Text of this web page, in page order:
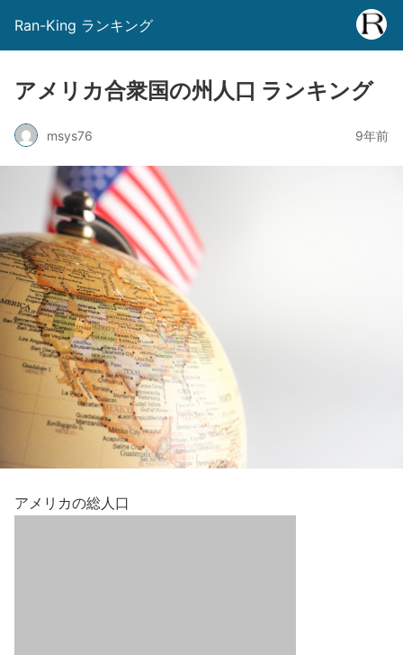
Ran-King ランキング
アメリカ合衆国の州人口 ランキング
msys76 9年前
アメリカの総人口